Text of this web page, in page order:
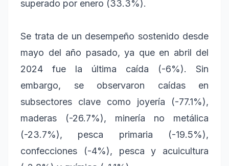
superado por enero (33.3%).
Se trata de un desempeño sostenido desde
mayo del año pasado, ya que en abril del
2024 fue la última caída (-6%). Sin
embargo, se observaron caídas en
subsectores clave como joyería (-77.1%),
maderas (-26.7%), minería no metálica
(-23.7%), pesca primaria (-19.5%),
confecciones (-4%), pesca y acuicultura